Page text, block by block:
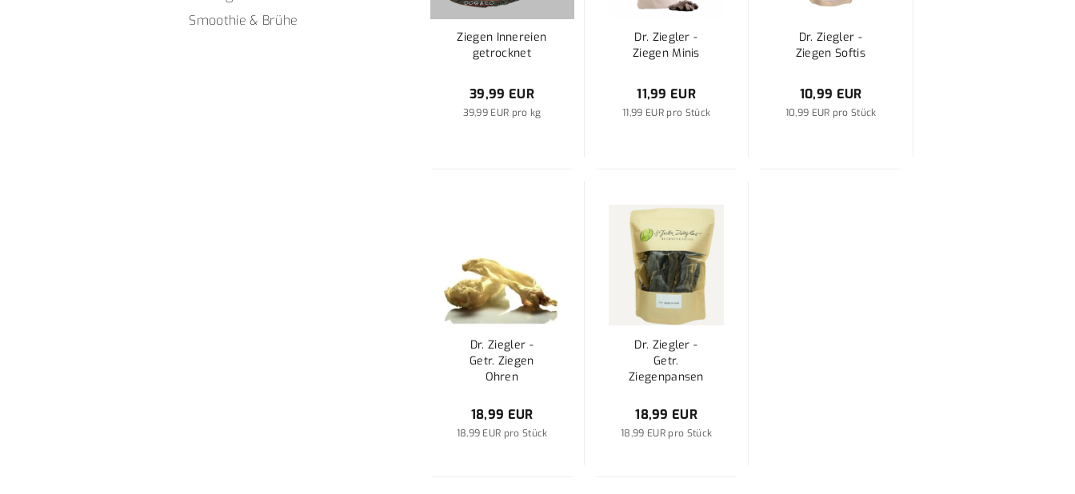
Ziegen Innereien
getrocknet
39,99 EUR
39,99 EUR pro kg
Dr. Ziegler -
Ziegen Minis
11,99 EUR
11,99 EUR pro Stück
Dr. Ziegler -
Ziegen Softis
10,99 EUR
10,99 EUR pro Stück
Dr. Ziegler -
Getr. Ziegen
Ohren
18,99 EUR
18,99 EUR pro Stück
Dr. Ziegler -
Getr.
Ziegenpansen
18,99 EUR
18,99 EUR pro Stück
Smoothie & Brühe